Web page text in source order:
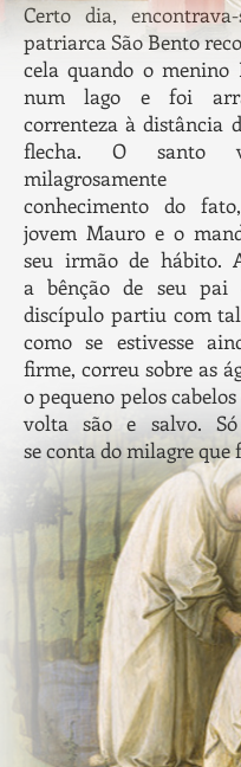
Certo dia,
patriarca São Bento
cela quando o menino
num lago e foi
correnteza à distância
flecha. O santo
conhecimento do
jovem Mauro e o
seu irmão de hábito.
a bênção de seu pai
discípulo partiu com
como se estivesse
firme, correu sobre as
o pequeno pelos
volta são e salvo.
se conta do milagre que